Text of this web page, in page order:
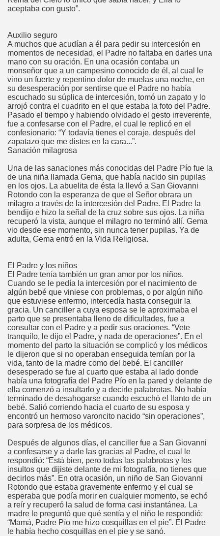
aceptaba con gusto”.
Auxilio seguro
A muchos que acudían a él para pedir su intercesión en
momentos de necesidad, el Padre no faltaba en darles una
mano con su oración. En una ocasión contaba un
monseñor que a un campesino conocido de él, al cual le
vino un fuerte y repentino dolor de muelas una noche, en
su desesperación por sentirse que el Padre no había
escuchado su súplica de intercesión, tomó un zapato y lo
arrojó contra el cuadrito en el que estaba la foto del Padre.
Pasado el tiempo y habiendo olvidado el gesto irreverente,
fue a confesarse con el Padre, el cual le replicó en el
confesionario: “Y todavía tienes el coraje, después del
zapatazo que me distes en la cara...”.
Sanación milagrosa
Una de las sanaciones más conocidas del Padre Pío fue la
de una niña llamada Gema, que había nacido sin pupilas
en los ojos. La abuelita de ésta la llevó a San Giovanni
Rotondo con la esperanza de que el Señor obrara un
milagro a través de la intercesión del Padre. El Padre la
bendijo e hizo la señal de la cruz sobre sus ojos. La niña
recuperó la vista, aunque el milagro no terminó allí. Gema
vio desde ese momento, sin nunca tener pupilas. Ya de
adulta, Gema entró en la Vida Religiosa.
El Padre y los niños
El Padre tenía también un gran amor por los niños.
Cuando se le pedía la intercesión por el nacimiento de
algún bebé que viniese con problemas, o por algún niño
que estuviese enfermo, intercedía hasta conseguir la
gracia. Un canciller a cuya esposa se le aproximaba el
parto que se presentaba lleno de dificultades, fue a
consultar con el Padre y a pedir sus oraciones. “Vete
tranquilo, le dijo el Padre, y nada de operaciones”. En el
momento del parto la situación se complicó y los médicos
le dijeron que si no operaban enseguida temían por la
vida, tanto de la madre como del bebé. El canciller
desesperado se fue al cuarto que estaba al lado donde
había una fotografía del Padre Pío en la pared y delante de
ella comenzó a insultarlo y a decirle palabrotas. No había
terminado de desahogarse cuando escuchó el llanto de un
bebé. Salió corriendo hacia el cuarto de su esposa y
encontró un hermoso varoncito nacido “sin operaciones”,
para sorpresa de los médicos.
Después de algunos días, el canciller fue a San Giovanni
a confesarse y a darle las gracias al Padre, el cual le
respondió: “Está bien, pero todas las palabrotas y los
insultos que dijiste delante de mi fotografía, no tienes que
decirlos más”. En otra ocasión, un niño de San Giovanni
Rotondo que estaba gravemente enfermo y el cual se
esperaba que podía morir en cualquier momento, se echó
a reír y recuperó la salud de forma casi instantánea. La
madre le preguntó que qué sentía y el niño le respondió:
“Mamá, Padre Pío me hizo cosquillas en el pie”. El Padre
le había hecho cosquillas en el pie y se sanó.